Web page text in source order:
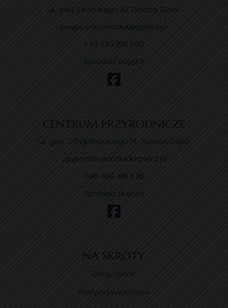
ul. gen. Sikorskiego 10, Zielona Góra
pw@centrumnaukikeplera.pl
+48 693 891 680
Sprawdź dojazd
CENTRUM PRZYRODNICZE
ul. gen. J. Dąbrowskiego 14, Zielona Góra
cp@centrumnaukikeplera.pl
+48 660 481 635
Sprawdź dojazd
NA SKRÓTY
Bilety/cennik
Polityka prywatności